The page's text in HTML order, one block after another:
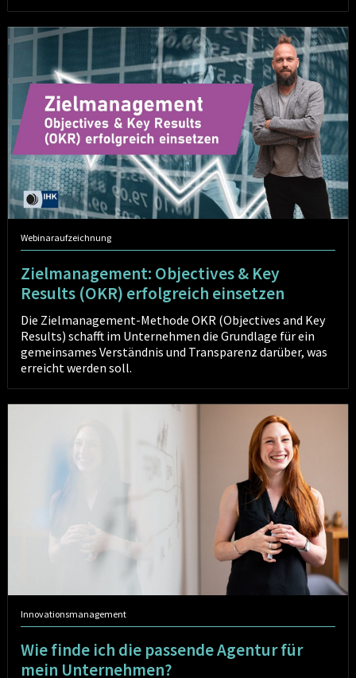
Webinaraufzeichnung
Zielmanagement: Objectives & Key
Results (OKR) erfolgreich einsetzen
Die Zielmanagement-Methode OKR (Objectives and Key
Results) schafft im Unternehmen die Grundlage für ein
gemeinsames Verständnis und Transparenz darüber, was
erreicht werden soll.
Zielmanagement:
Key
Results
(OKR)
erfolgreich
einsetzen
Innovationsmanagement
Wie finde ich die passende Agentur für
mein Unternehmen?
Unternehmen?